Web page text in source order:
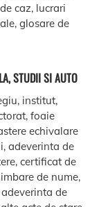
caz, lucrari
glosare de
STUDII SI AUTO
institut,
foaie
echivalare
adeverinta de
certificat de
de nume,
de